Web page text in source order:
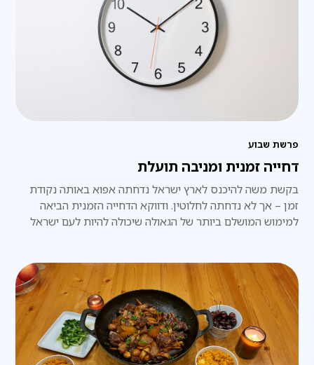
פרשת שבוע
דחייה זמנית ומניבה תועלת
בקשת משה להיכנס לארץ ישראל נדחתה אפוא באותה נקודת
זמן – אך לא נדחתה לחלוטין. ודווקא הדחייה הזמנית הביאה
למימוש המושלם ביותר של הגאולה שיכולה להיות לעם ישראל